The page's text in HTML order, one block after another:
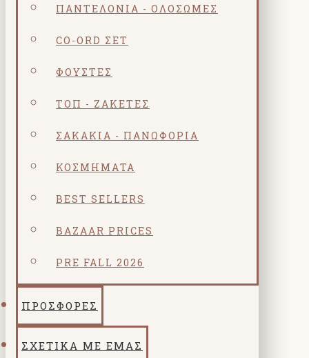
ΠΑΝΤΕΛΌΝΙΑ - ΟΛΌΣΩΜΕΣ
CO-ORD ΣΕΤ
ΦΟΎΣΤΕΣ
ΤΟΠ - ΖΑΚΈΤΕΣ
ΣΑΚΆΚΙΑ - ΠΑΝΩΦΌΡΙΑ
ΚΟΣΜΗΜΑΤΑ
BEST SELLERS
BAZAAR PRICES
PRE FALL 2026
ΠΡΟΣΦΟΡΕΣ
ΣΧΕΤΙΚΑ ΜΕ ΕΜΑΣ